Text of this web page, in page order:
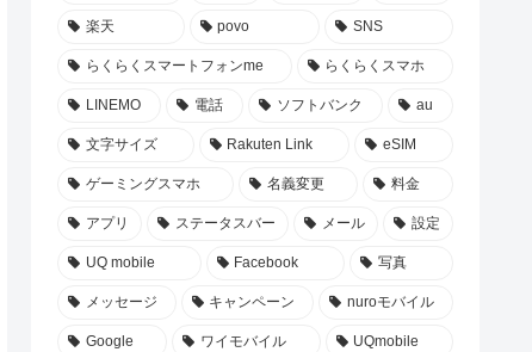
楽天 povo SNS
らくらくスマートフォンme らくらくスマホ
LINEMO 電話 ソフトバンク au
文字サイズ Rakuten Link eSIM
ゲーミングスマホ 名義変更 料金
アプリ ステータスバー メール 設定
UQ mobile Facebook 写真
メッセージ キャンペーン nuroモバイル
Google ワイモバイル UQmobile